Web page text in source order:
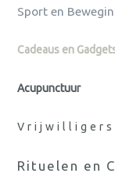
Sport en
Cadeaus en
Acupunctuur
Rituelen en